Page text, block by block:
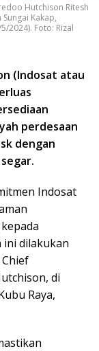
Hutchison Ritesh
Kakap,
2024). Foto: Rizal
(Indosat atau
perdesaan
dengan
Indosat
ini dilakukan
di
Raya,